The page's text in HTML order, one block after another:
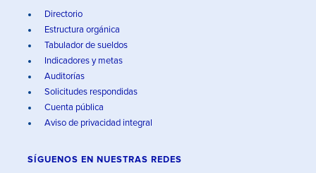
Directorio
Estructura orgánica
Tabulador de sueldos
Indicadores y metas
Auditorías
Solicitudes respondidas
Cuenta pública
Aviso de privacidad integral
SÍGUENOS EN NUESTRAS REDES